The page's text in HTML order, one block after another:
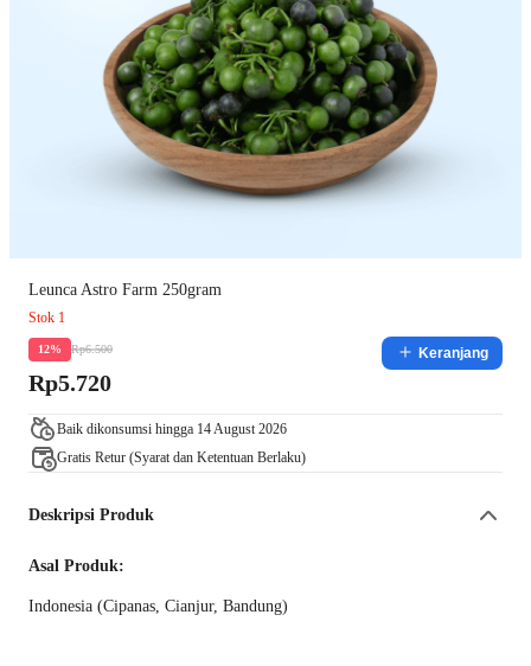
Leunca Astro Farm 250gram
Stok 1
12% Rp6.500
Rp5.720
Keranjang
Baik dikonsumsi hingga 14 August 2026
Gratis Retur (Syarat dan Ketentuan Berlaku)
Deskripsi Produk
Asal Produk:
Indonesia (Cipanas, Cianjur, Bandung)